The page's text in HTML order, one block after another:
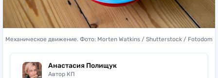
Механическое движение. Фото: Morten Watkins / Shutterstock / Fotodom
Анастасия Полищук
Автор КП